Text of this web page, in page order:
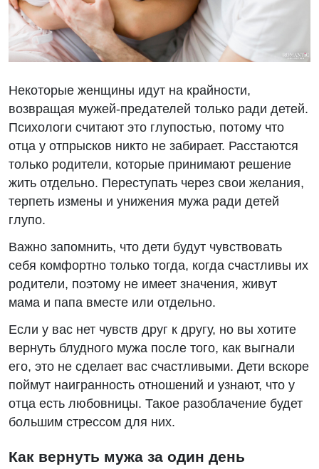
Некоторые женщины идут на крайности,
возвращая мужей-предателей только ради детей.
Психологи считают это глупостью, потому что
отца у отпрысков никто не забирает. Расстаются
только родители, которые принимают решение
жить отдельно. Переступать через свои желания,
терпеть измены и унижения мужа ради детей
глупо.
Важно запомнить, что дети будут чувствовать
себя комфортно только тогда, когда счастливы их
родители, поэтому не имеет значения, живут
мама и папа вместе или отдельно.
Если у вас нет чувств друг к другу, но вы хотите
вернуть блудного мужа после того, как выгнали
его, это не сделает вас счастливыми. Дети вскоре
поймут наигранность отношений и узнают, что у
отца есть любовницы. Такое разоблачение будет
большим стрессом для них.
Как вернуть мужа за один день